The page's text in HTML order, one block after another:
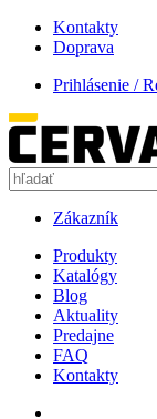
Kontakty
Doprava
Prihlásenie /
Zákazník
Produkty
Katalógy
Blog
Aktuality
Predajne
FAQ
Kontakty